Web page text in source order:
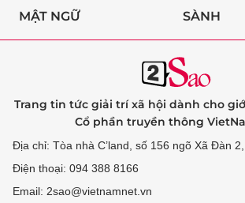
MẬT NGỮ SÀNH
Trang tin tức giải trí xã hội dành cho
Cổ phần truyền thông
Địa chỉ: Tòa nhà C’land, số 156 ngõ Xã Đàn
Điện thoại: 094 388 8166
Email: 2sao@vietnamnet.vn